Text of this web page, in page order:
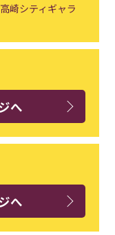
崎シティギャラ
へ
へ